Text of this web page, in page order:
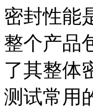
密封性能
整个产品
了其整体
测试常用